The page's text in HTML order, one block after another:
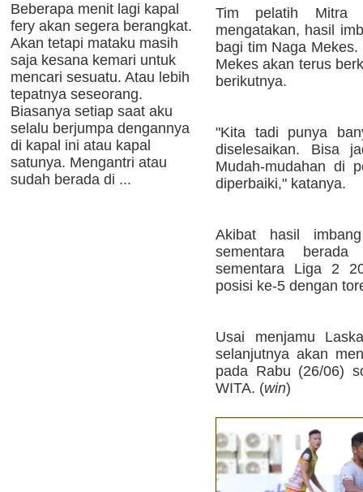
Beberapa menit lagi kapal
fery akan segera berangkat.
Akan tetapi mataku masih
saja kesana kemari untuk
mencari sesuatu. Atau lebih
tepatnya seseorang.
Biasanya setiap saat aku
selalu berjumpa dengannya
di kapal ini atau kapal
satunya. Mengantri atau
sudah berada di ...
Tim pelatih Mitra
mengatakan, hasil
bagi tim Naga
Mekes akan terus
berikutnya.
"Kita tadi punya
diselesaikan. Bisa
Mudah-mudahan di
diperbaiki," katanya.
Akibat hasil
sementara
sementara Liga 2
posisi ke-5 dengan
Usai menjamu
selanjutnya akan
pada Rabu (26/06)
WITA. (win)